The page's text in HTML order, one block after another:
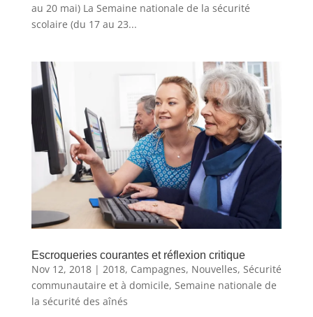
au 20 mai) La Semaine nationale de la sécurité
scolaire (du 17 au 23...
Escroqueries courantes et réflexion critique
Nov 12, 2018| 2018, Campagnes, Nouvelles, Sécurité
communautaire et à domicile, Semaine nationale de
la sécurité des aînés